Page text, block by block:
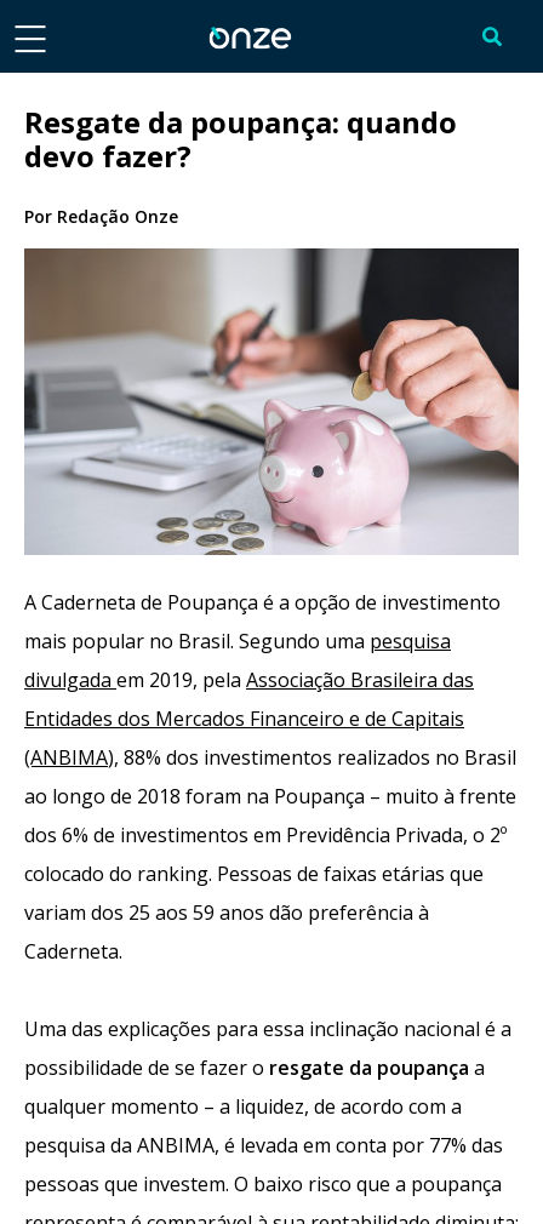
Resgate da poupança: quando
devo fazer?
Por Redação Onze
A Caderneta de Poupança é a opção de investimento
mais popular no Brasil. Segundo uma pesquisa
divulgada em 2019, pela Associação Brasileira das
Entidades dos Mercados Financeiro e de Capitais
(ANBIMA), 88% dos investimentos realizados no Brasil
ao longo de 2018 foram na Poupança – muito à frente
dos 6% de investimentos em Previdência Privada, o 2º
colocado do ranking. Pessoas de faixas etárias que
variam dos 25 aos 59 anos dão preferência à
Caderneta.
Uma das explicações para essa inclinação nacional é a
possibilidade de se fazer o resgate da poupança a
qualquer momento – a liquidez, de acordo com a
pesquisa da ANBIMA, é levada em conta por 77% das
pessoas que investem. O baixo risco que a poupança